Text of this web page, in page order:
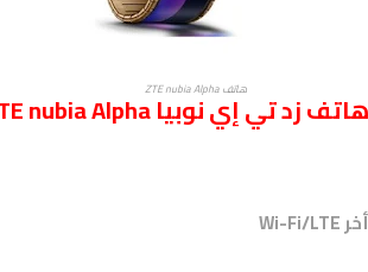
هاتف ZTE nubia Alpha